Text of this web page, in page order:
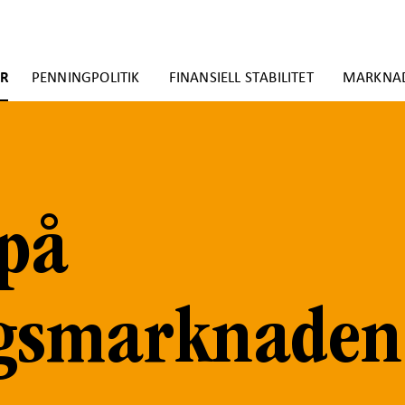
PENNINGPOLITIK FINANSIELL STABILITET